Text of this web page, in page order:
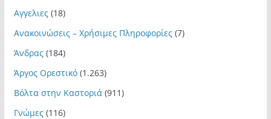
Αγγελιες(18)
Ανακοινώσεις – Χρήσιμες Πληροφορίες(7)
Άνδρας(184)
Άργος Ορεστικό(1.263)
Βόλτα στην Καστοριά(911)
Γνώμες(116)